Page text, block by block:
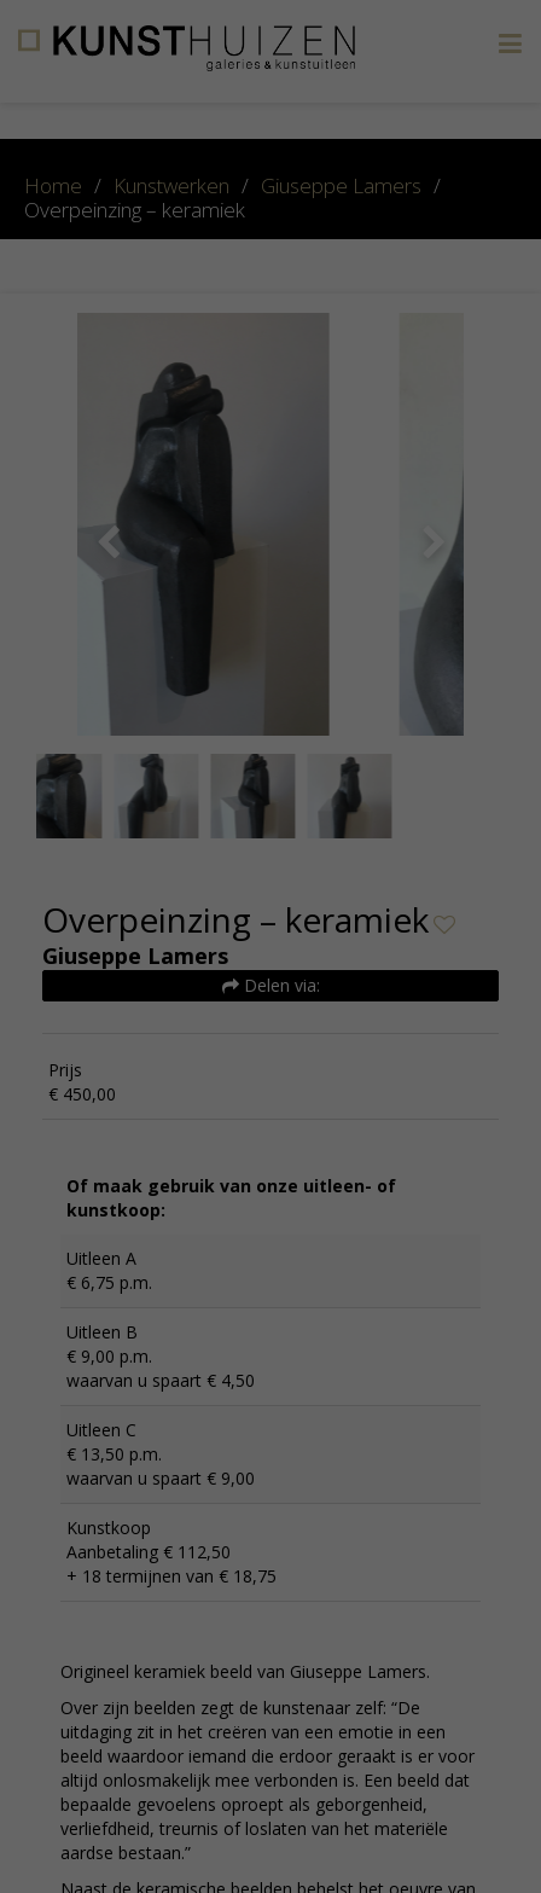
Home / Kunstwerken / Giuseppe Lamers /
Overpeinzing – keramiek
Overpeinzing – keramiek
Giuseppe Lamers
Delen via:
Prijs
€ 450,00
Of maak gebruik van onze uitleen- of
kunstkoop:
Uitleen A
€ 6,75 p.m.
Uitleen B
€ 9,00 p.m.
waarvan u spaart € 4,50
Uitleen C
€ 13,50 p.m.
waarvan u spaart € 9,00
Kunstkoop
Aanbetaling € 112,50
+ 18 termijnen van € 18,75
Origineel keramiek beeld van Giuseppe Lamers.
Over zijn beelden zegt de kunstenaar zelf: “De
uitdaging zit in het creëren van een emotie in een
beeld waardoor iemand die erdoor geraakt is er voor
altijd onlosmakelijk mee verbonden is. Een beeld dat
bepaalde gevoelens oproept als geborgenheid,
verliefdheid, treurnis of loslaten van het materiële
aardse bestaan.”